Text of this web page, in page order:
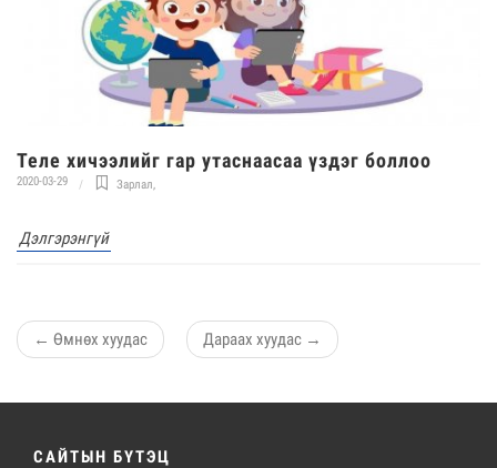
Теле хичээлийг гар утаснаасаа үздэг боллоо
2020-03-29 Зарлал,
Дэлгэрэнгүй
← Өмнөх хуудас Дараах хуудас →
САЙТЫН БҮТЭЦ